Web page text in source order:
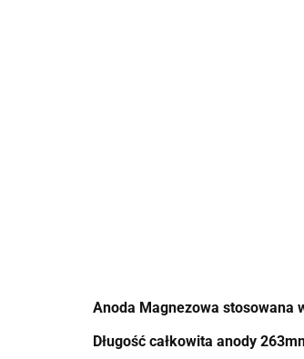
Anoda Magnezowa stosowana
Długość całkowita anody